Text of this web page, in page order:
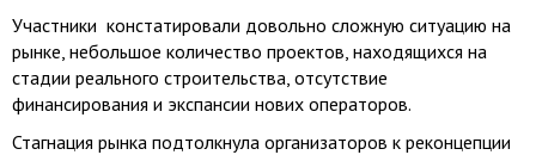
Участники констатировали довольно сложную ситуацию на
рынке, небольшое количество проектов, находящихся на
стадии реального строительства, отсутствие
финансирования и экспансии нових операторов.
Стагнация рынка подтолкнула организаторов к реконцепции